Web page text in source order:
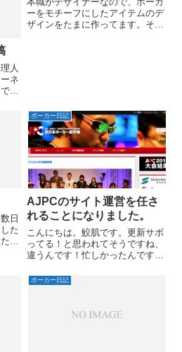
人
ネ
ポ
が
ーをモチーフにしたアイテムのデ
ザインをたまに作ってます。それ
日
た
い
ポーカー日記
AJPCのサイト運営を任さ
れることになりました。
こんにちは。鮫肌です。更新サボ
ってる！と思われてそうですね、
違うんです！忙しかったんです！
告したいのは子供のことではな
ポーカー日記